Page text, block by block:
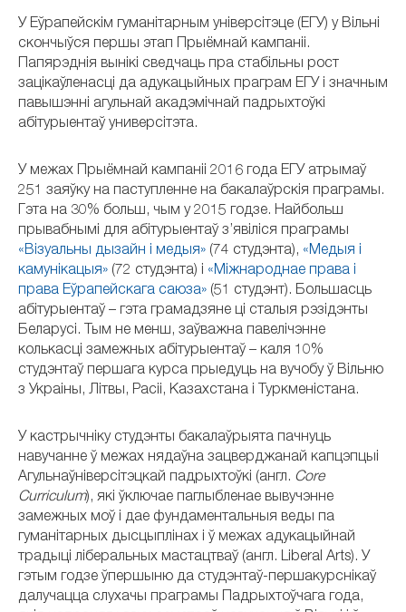
У Еўрапейскім гуманітарным універсітэце (ЕГУ) у Вільні
скончыўся першы этап Прыёмнай кампаніі.
Папярэднія вынікі сведчаць пра стабільны рост
зацікаўленасці да адукацыйных праграм ЕГУ і значным
павышэнні агульнай акадэмічнай падрыхтоўкі
абітурыентаў универсітэта.
У межах Прыёмнай кампаніі 2016 года ЕГУ атрымаў
251 заяўку на паступленне на бакалаўрскія праграмы.
Гэта на 30% больш, чым у 2015 годзе. Найбольш
прывабнымі для абітурыентаў з’явіліся праграмы
«Візуальны дызайн і медыя» (74 студэнта), «Медыя і
камунікацыя» (72 студэнта) і «Міжнароднае права і
права Еўрапейскага саюза» (51 студэнт). Большасць
абітурыентаў – гэта грамадзяне ці сталыя рэзідэнты
Беларусі. Тым не менш, заўважна павелічэнне
колькасці замежных абітурыентаў – каля 10%
студэнтаў першага курса прыедуць на вучобу ў Вільню
з Украіны, Літвы, Расіі, Казахстана і Туркменістана.
У кастрычніку студэнты бакалаўрыята пачнуць
навучанне ў межах нядаўна зацверджанай капцэпцыі
Агульнаўніверсітэцкай падрыхтоўкі (англ. Core
Curriculum), які ўключае паглыбленае вывучэнне
замежных моў і дае фундаментальныя веды па
гуманітарных дысцыплінах і ў межах адукацыйнай
традыці ліберальных мастацтваў (англ. Liberal Arts). У
гэтым годзе ўпершыню да студэнтаў-першакурснікаў
далучацца слухачы праграмы Падрыхтоўчага года,